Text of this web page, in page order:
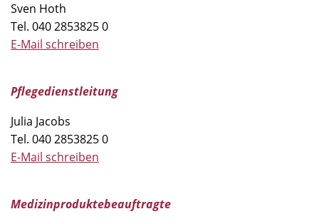
Sven Hoth
Tel. 040 2853825 0
E-Mail schreiben
Pflegedienstleitung
Julia Jacobs
Tel. 040 2853825 0
E-Mail schreiben
Medizinproduktebeauftragte